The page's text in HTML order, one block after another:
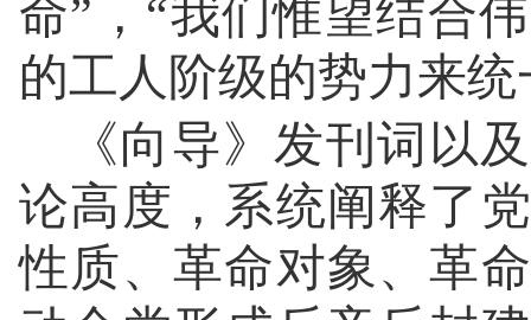
命”，“我们惟望结合
的工人阶级的势力来统
《向导》发刊词以
论高度，系统阐释了
性质、革命对象、革